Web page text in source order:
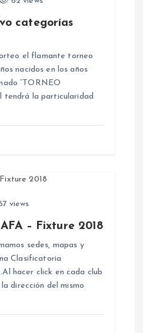
categorías
el flamante torneo
nacidos en los años
“TORNEO
tendrá la particularidad
views
– Fixture 2018
sedes, mapas y
Clasificatoria
hacer click en cada club
dirección del mismo